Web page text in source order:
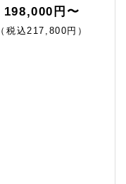
198,000円〜
（税込217,800円）